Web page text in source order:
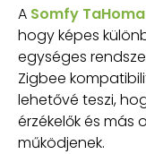
A Somfy
hogy képes
egységes
Zigbee
lehetővé teszi,
érzékelők és más
működjenek.